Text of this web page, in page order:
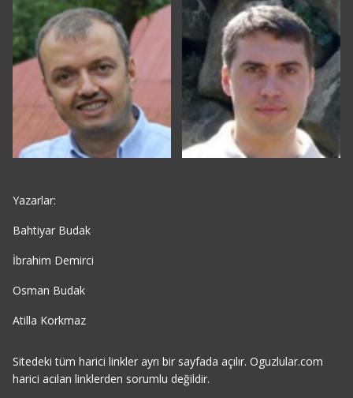
Yazarlar:
Bahtiyar Budak
İbrahim Demirci
Osman Budak
Atilla Korkmaz
Sitedeki tüm harici linkler ayrı bir sayfada açılır. Oguzlular.com
harici acılan linklerden sorumlu değildir.